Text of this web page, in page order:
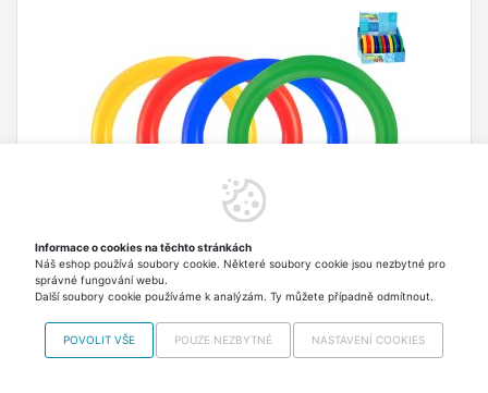
Kroužky potápěcí 14 cm - mix barev (červená,
47,20 Kč
Skladem > 5 ks Odesíláme
Informace o cookies na těchto stránkách
Náš eshop používá soubory cookie. Některé soubory cookie jsou nezbytné pro
správné fungování webu.
Další soubory cookie používáme k analýzám. Ty můžete případně odmítnout.
POVOLIT VŠE POUZE NEZBYTNÉ NASTAVENÍ COOKIES